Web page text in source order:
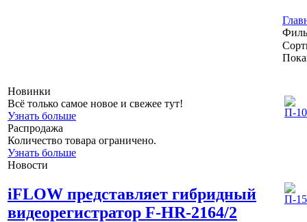
Новинки
Всё только самое новое и свежее тут!
Узнать больше
Распродажа
Количество товара ограничено.
Узнать больше
Новости
iFLOW представляет гибридный
видеорегистратор F-HR-2164/2